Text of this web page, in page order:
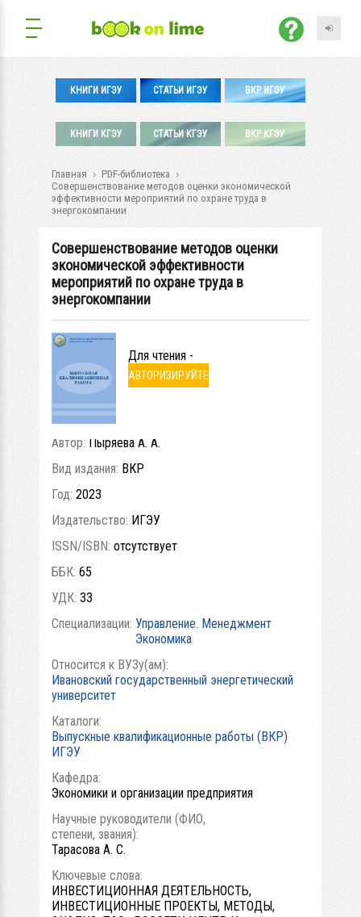
КНИГИ ИГЭУ СТАТЬИ ИГЭУ ВКР ИГЭУ
КНИГИ КГЭУ СТАТЬИ КГЭУ ВКР КГЭУ
Главная
PDF-библиотека
Совершенствование методов оценки экономической
эффективности мероприятий по охране труда в
энергокомпании
Совершенствование методов оценки
экономической эффективности
мероприятий по охране труда в
энергокомпании
Для чтения -
АВТОРИЗИРУЙТЕ
Автор: Пыряева А. А.
Вид издания: ВКР
Год: 2023
Издательство: ИГЭУ
ISSN/ISBN: отсутствует
ББК: 65
УДК: 33
Специализации: Управление. Менеджмент
Экономика
Относится к ВУЗу(ам):
Ивановский государственный энергетический
университет
Каталоги:
Выпускные квалификационные работы (ВКР)
ИГЭУ
Кафедра:
Экономики и организации предприятия
Научные руководители (ФИО,
степени, звания):
Тарасова А. С.
Ключевые слова:
ИНВЕСТИЦИОННАЯ ДЕЯТЕЛЬНОСТЬ,
ИНВЕСТИЦИОННЫЕ ПРОЕКТЫ, МЕТОДЫ,